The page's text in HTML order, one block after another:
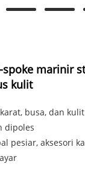
spoke marinir
kulit
busa, dan
dipoles
pesiar, aksesori